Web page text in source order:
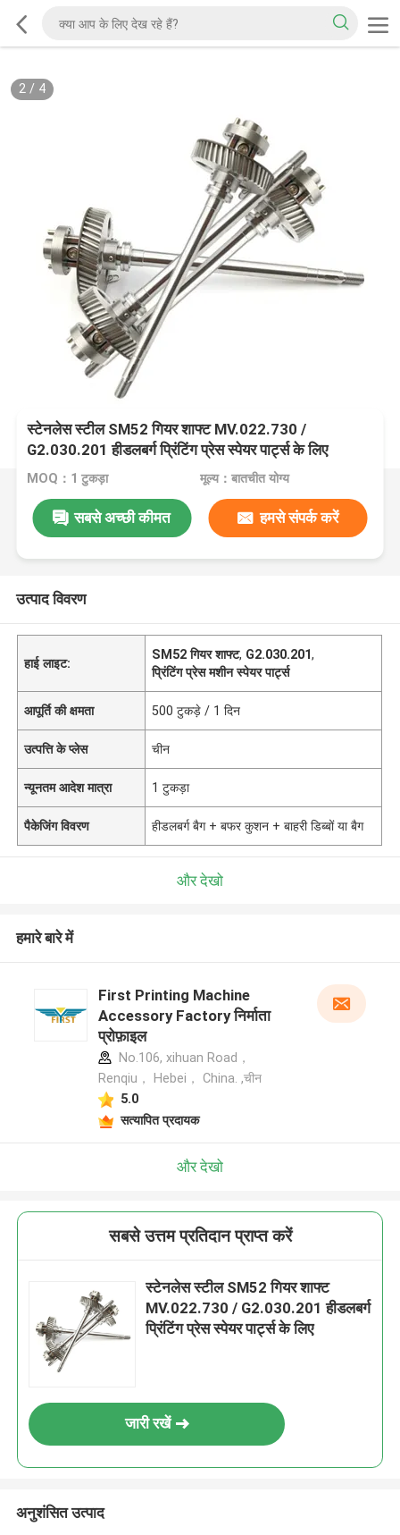
2/ 4
स्टेनलेस स्टील SM52 गियर शाफ्ट MV.022.730 /
G2.030.201 हीडलबर्ग प्रिंटिंग प्रेस स्पेयर पार्ट्स के लिए
MOQ：1 टुकड़ा मूल्य：बातचीत योग्य
सबसे अच्छी कीमत हमसे संपर्क करें
उत्पाद विवरण
हाई लाइट:
SM52 गियर शाफ्ट, G2.030.201,
प्रिंटिंग प्रेस मशीन स्पेयर पार्ट्स
आपूर्ति की क्षमता 500 टुकड़े / 1 दिन
उत्पत्ति के प्लेस चीन
न्यूनतम आदेश मात्रा 1 टुकड़ा
पैकेजिंग विवरण हीडलबर्ग बैग + बफर कुशन + बाहरी डिब्बों या बैग
और देखो
हमारे बारे में
First Printing Machine
Accessory Factory निर्माता
प्रोफ़ाइल
No.106, xihuan Road，
Renqiu， Hebei， China. ,चीन
5.0
सत्यापित प्रदायक
और देखो
सबसे उत्तम प्रतिदान प्राप्त करें
स्टेनलेस स्टील SM52 गियर शाफ्ट
MV.022.730 / G2.030.201 हीडलबर्ग
प्रिंटिंग प्रेस स्पेयर पार्ट्स के लिए
जारी रखें
अनुशंसित उत्पाद